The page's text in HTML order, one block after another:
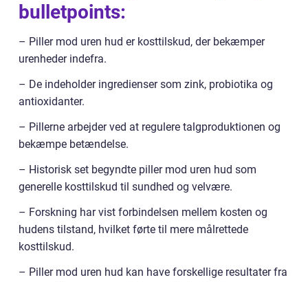
bulletpoints:
– Piller mod uren hud er kosttilskud, der bekæmper
urenheder indefra.
– De indeholder ingredienser som zink, probiotika og
antioxidanter.
– Pillerne arbejder ved at regulere talgproduktionen og
bekæmpe betændelse.
– Historisk set begyndte piller mod uren hud som
generelle kosttilskud til sundhed og velvære.
– Forskning har vist forbindelsen mellem kosten og
hudens tilstand, hvilket førte til mere målrettede
kosttilskud.
– Piller mod uren hud kan have forskellige resultater fra